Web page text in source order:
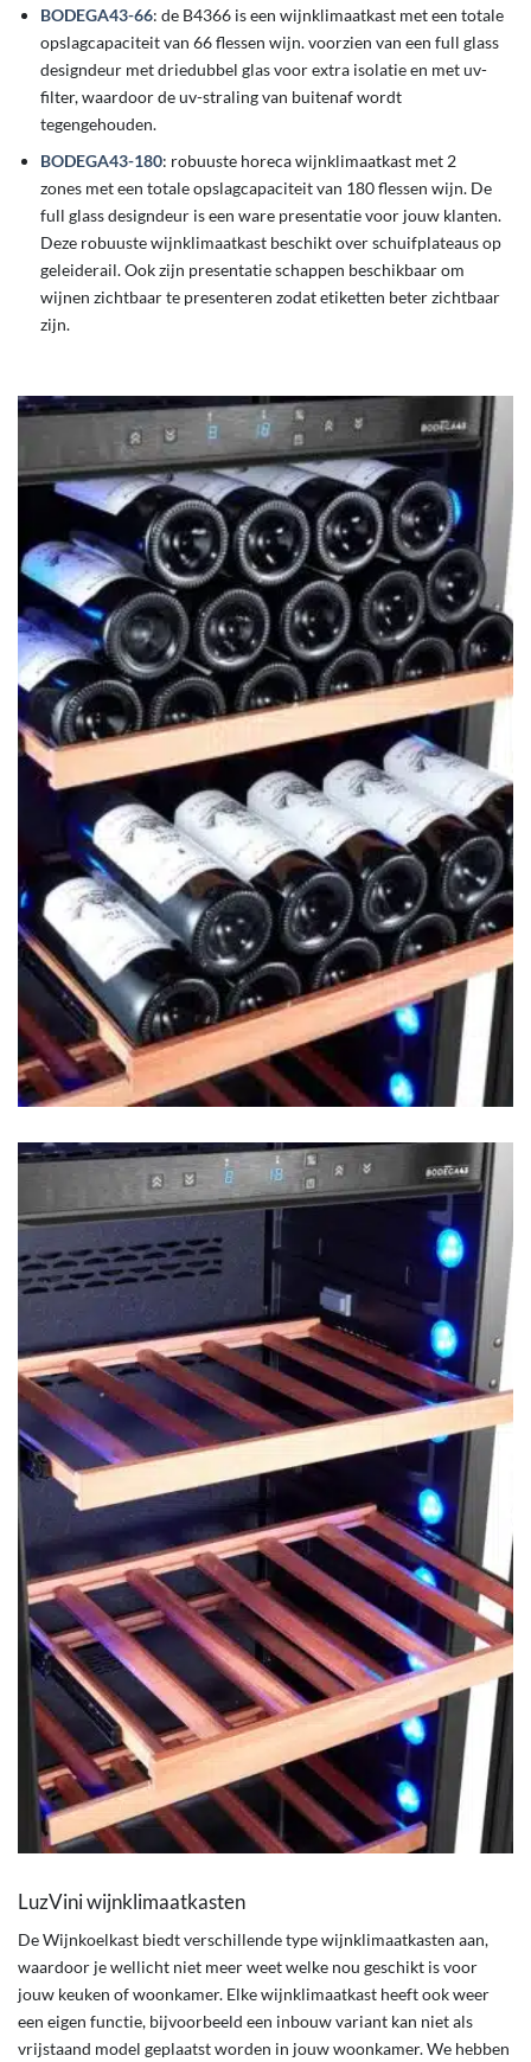
BODEGA43-66: de B4366 is een wijnklimaatkast met een totale
opslagcapaciteit van 66 flessen wijn. voorzien van een full glass
designdeur met driedubbel glas voor extra isolatie en met uv-
filter, waardoor de uv-straling van buitenaf wordt
tegengehouden.
BODEGA43-180: robuuste horeca wijnklimaatkast met 2
zones met een totale opslagcapaciteit van 180 flessen wijn. De
full glass designdeur is een ware presentatie voor jouw klanten.
Deze robuuste wijnklimaatkast beschikt over schuifplateaus op
geleiderail. Ook zijn presentatie schappen beschikbaar om
wijnen zichtbaar te presenteren zodat etiketten beter zichtbaar
zijn.
LuzVini wijnklimaatkasten
De Wijnkoelkast biedt verschillende type wijnklimaatkasten aan,
waardoor je wellicht niet meer weet welke nou geschikt is voor
jouw keuken of woonkamer. Elke wijnklimaatkast heeft ook weer
een eigen functie, bijvoorbeeld een inbouw variant kan niet als
vrijstaand model geplaatst worden in jouw woonkamer. We hebben